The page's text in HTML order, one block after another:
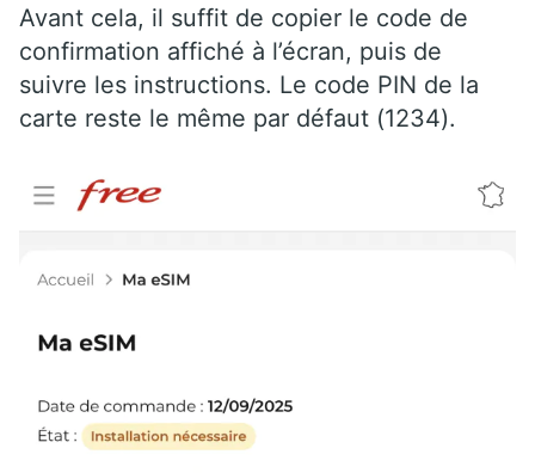
Avant cela, il suffit de copier le code de
confirmation affiché à l’écran, puis de
suivre les instructions. Le code PIN de la
carte reste le même par défaut (1234).